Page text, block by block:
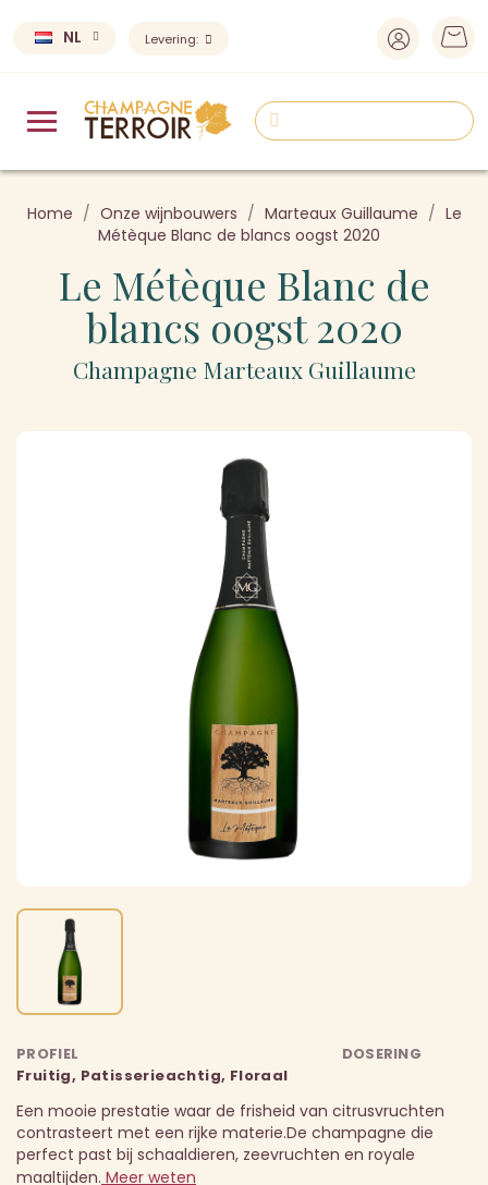
NL Levering:
Home Onze wijnbouwers Marteaux Guillaume
Le
Métèque Blanc de blancs oogst 2020
Le Métèque Blanc de
blancs oogst 2020
Champagne Marteaux Guillaume
PROFIEL
Fruitig, Patisserieachtig, Floraal
DOSERING
Een mooie prestatie waar de frisheid van citrusvruchten
contrasteert met een rijke materie.De champagne die
perfect past bij schaaldieren, zeevruchten en royale
maaltijden. Meer weten